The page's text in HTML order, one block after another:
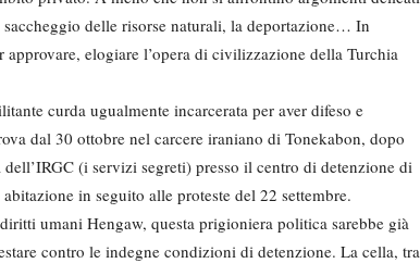
delle risorse naturali, la deportazione… In
elogiare l’opera di civilizzazione della Turchia
curda ugualmente incarcerata per aver difeso e
dal 30 ottobre nel carcere iraniano di Tonekabon, dopo
(i servizi segreti) presso il centro di detenzione di
in seguito alle proteste del 22 settembre.
umani Hengaw, questa prigioniera politica sarebbe già
contro le indegne condizioni di detenzione. La cella, tra